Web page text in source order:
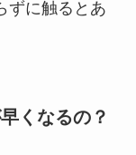
ずに触るとあ
くなるの？